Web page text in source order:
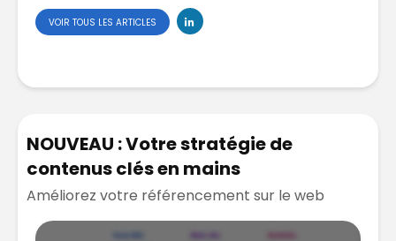
VOIR TOUS LES ARTICLES
NOUVEAU : Votre stratégie de
contenus clés en mains
Améliorez votre référencement sur le web